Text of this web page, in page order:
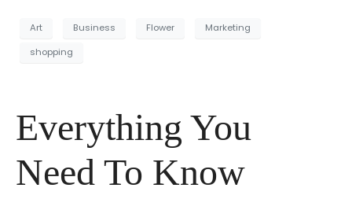
Art Business Flower
Marketing
shopping
Everything You
Need To Know